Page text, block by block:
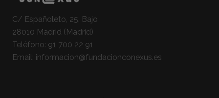
C/ Españoleto, 25, Bajo
28010 Madrid (Madrid)
Teléfono: 91 700 22 91
Email: informacion@fundacionconexus.es